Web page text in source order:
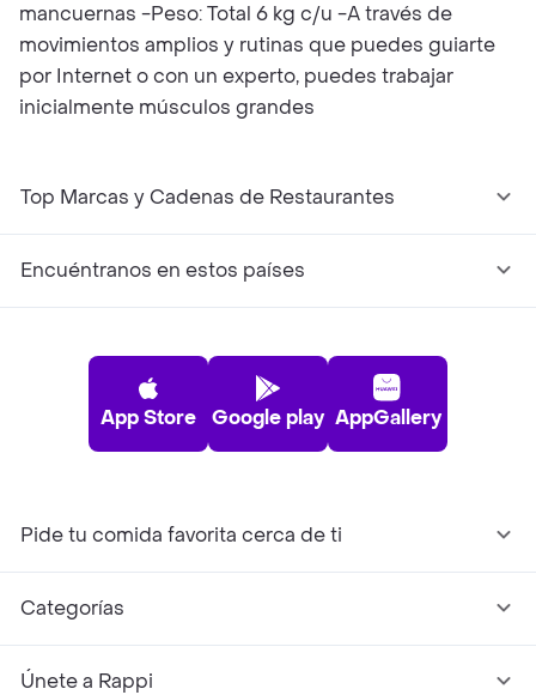
mancuernas -Peso: Total 6 kg c/u -A través de
movimientos amplios y rutinas que puedes guiarte
por Internet o con un experto, puedes trabajar
inicialmente músculos grandes
Top Marcas y Cadenas de Restaurantes
Encuéntranos en estos países
App Store Google play AppGallery
Pide tu comida favorita cerca de ti
Categorías
Únete a Rappi